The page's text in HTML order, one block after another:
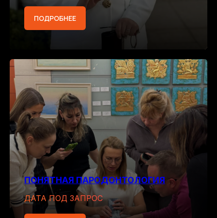
ПОДРОБНЕЕ
ПОНЯТНАЯ ПАРОДОНТОЛОГИЯ
ДАТА ПОД ЗАПРОС